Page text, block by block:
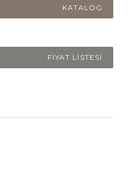
KATALOG
FİYAT LİSTESİ